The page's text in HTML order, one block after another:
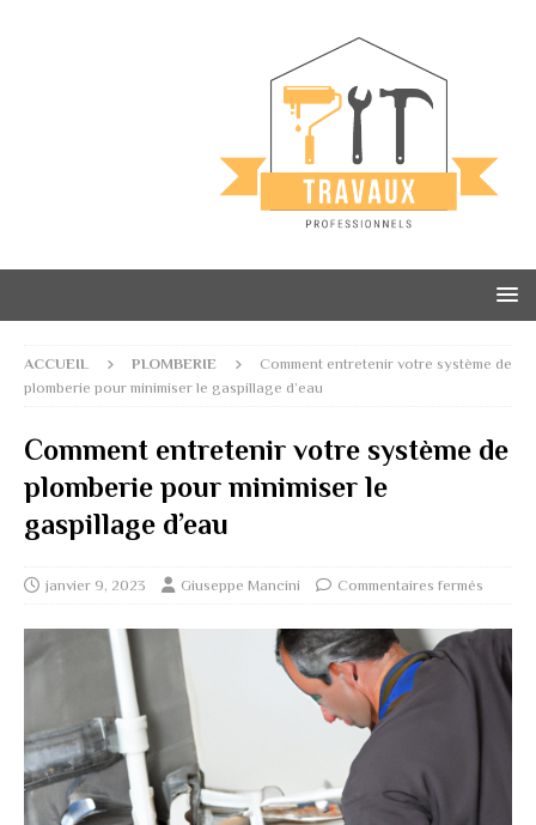
ACCUEIL PLOMBERIE
Comment entretenir votre système de
plomberie pour minimiser le gaspillage d’eau
Comment entretenir votre système de
plomberie pour minimiser le
gaspillage d’eau
janvier 9, 2023 Giuseppe Mancini Commentaires fermés